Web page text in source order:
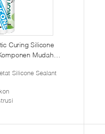
Curing Silicone
Mudah
Silicone Sealant